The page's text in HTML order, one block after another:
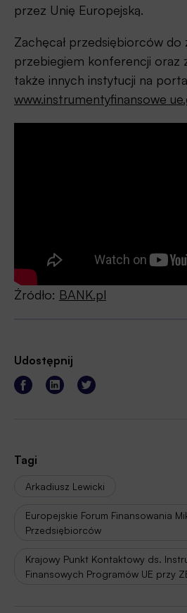
przez Unię Europejską.
Zachęcał przedsiębiorców do
przebiegiem konferencji oraz
także innych instytucji na
www.instrumentyfinansowe
Źródło: BANK.pl
Udostępnij
Tagi
Arkadiusz Lewicki
Europejskie Forum Finansowania
Przedsiębiorców
Krajowy Punkt Kontaktowy ds.
Finansowych Programów UE przy